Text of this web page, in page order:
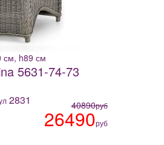
см, h89 см
5631-74-73
2831 40890руб
26490руб